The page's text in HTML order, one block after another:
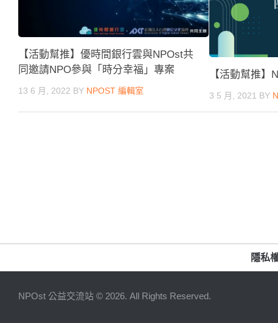
【活動幫推】優時間銀行雲與NPOst共
同邀請NPO參與「時分幸福」專案
13 6 月, 2022 BY NPOST 編輯室
【活動幫推】
3 5 月, 2021 BY
隱私
NPOst 公益交流站 © 2026. All Rights Reserved.